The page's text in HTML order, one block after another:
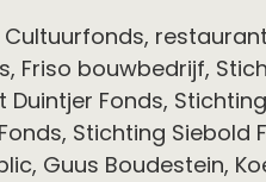
Friso bouwbedrijf,
Fonds, Stichting
Stichting Siebold
Guus Boudestein,